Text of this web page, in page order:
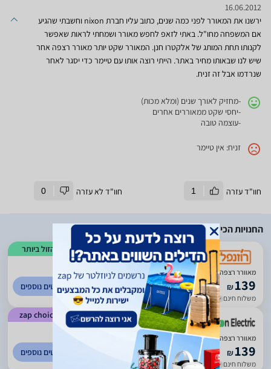
16.06.2012
ירשנו את המאורר לפני כמה שנים, כתוב עליו חברת nixon וחשבתי שהגיע
אם המשפחה מחו"ל. באתי לזאפ לחפש מאורר ושמחתי לראות שאפשר
לקנותו תחת המותג של אלקטרו חנן. המאורר שקט יותר מאורר רצפה אחר
שיש לנו שבאותו מחיר באתר. הייתי רוצה אותו עם טיימר כדי יסגר לאחר
שנרדמו אבל זה זניח.
-מחזיק לאורך שנים (ומלא מכות)
-יחסי שקט ממאוררים אחרים
-עוצמה טובה
זניח: אין טיימר
חוו"ד עזרה 1 חוו"ד לא עזרה 0
החנויות הכי זולות
הזול ביותר
4.4
(
982
)
מאוורר רצפה Electro Hanan EL106B
₪139
משלוח חינם עד 7 ימי עסקים
לפרטים נוספים
zap choice
4.83
(
145
)
מאוורר רצפה Electro Hanan EL106B יבואן רשמי!
₪139
משלוח חינם עד 7 ימי עסקים
לפרטים נוספים